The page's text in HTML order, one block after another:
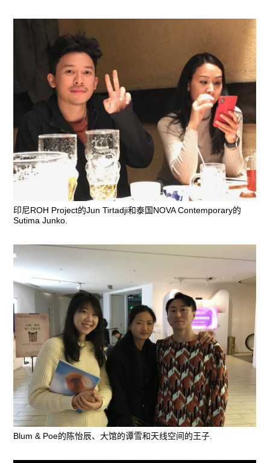
印尼ROH Project的Jun Tirtadji和泰国NOVA Contemporary的
Sutima Junko.
Blum & Poe的陈怡辰、大馆的谭雪和天线空间的王子.